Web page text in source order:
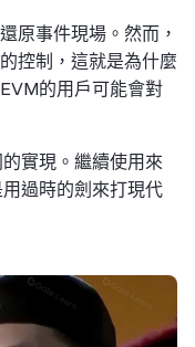
原事件現場。然而，
控制，這就是為什麼
的用戶可能會對
實現。繼續使用來
過時的劍來打現代